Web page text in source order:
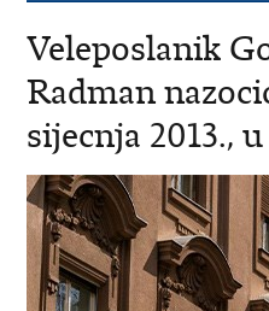
Veleposlanik
Radman
sijecnja 2013.,